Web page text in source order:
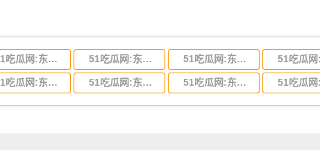
51吃瓜网:东莞到吉林省物流运输,东莞到吉林省物流公司 51吃瓜网:东莞到甘肃省物流运输,东莞到甘肃省物流公司 51吃瓜网:东莞到陕西省物流运输,东莞到陕西省物流公司
51吃瓜网:东莞到江苏物流专线运输,东莞到江苏省物流公司 51吃瓜网:东莞到浙江省物流运输,东莞到浙江省物流公司 51吃瓜网:东莞到福建省物流运输,东莞到福建省物流公司